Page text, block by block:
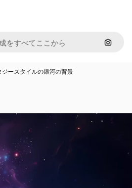
画像で
ジースタイルの銀河の背景